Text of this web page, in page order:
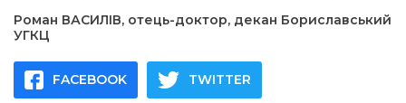
Роман ВАСИЛІВ, отець-доктор, декан Бориславський
УГКЦ
FACEBOOK TWITTER